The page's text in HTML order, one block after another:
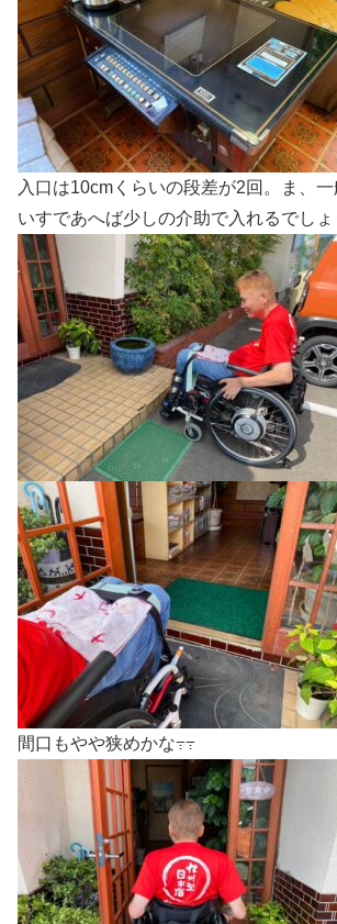
入口は10cmくらいの段差が2回。ま、
いすであへば少しの介助で入れるでしょ
間口もやや狭めかな߹߹